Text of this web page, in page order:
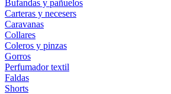
Bufandas y pañuelos
Carteras y necesers
Caravanas
Collares
Coleros y pinzas
Gorros
Perfumador textil
Faldas
Shorts